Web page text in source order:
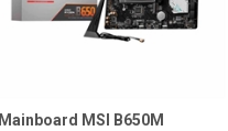
Mainboard MSI B650M